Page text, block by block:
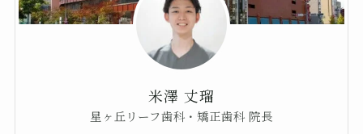
米澤 丈瑠
星ヶ丘リーフ歯科・矯正歯科 院長